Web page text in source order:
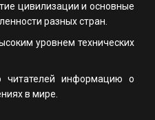
цивилизации и основные
разных стран.
уровнем технических
информацию о
в мире.